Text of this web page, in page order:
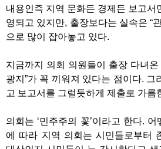
내용인즉 지역 문화든 경제든 보고서
영되고 있지만, 출장보다는 실속은“
으로 많이 잡아놓고 있다.
지금까지 의회 의원들이 출장 다녀
광지 ”가 꼭 끼워져 있다는 점이다. 그
고 보고서를 그럴듯하게 제출로 가름
의회는 ‘민주주의 꽃’이라고 한다. 어
에 따라 지역 의회는 시민들로부터